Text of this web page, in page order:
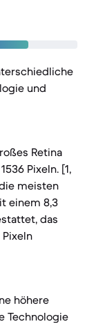
und
Retina
Pixeln. [1,
meisten
einem 8,3
das
höhere
Technologie